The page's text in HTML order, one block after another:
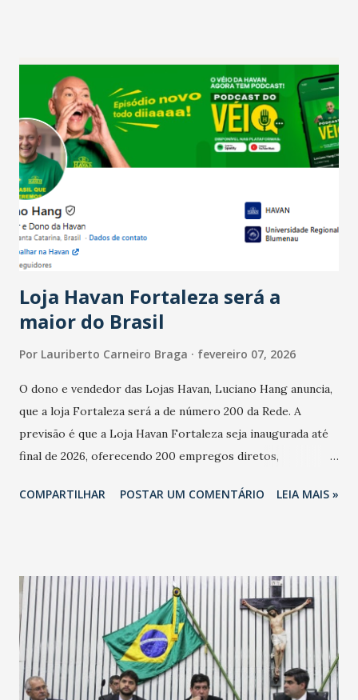
confraternizações de fim de ano e pelo pagamento do 13º
Salário para um número maior de trabalhadores, já que o
país tem a menor taxa de desemprego dos anos recentes.
Ainda segundo a Pesquisa, em novembro de 2025, 40% dos
bares e restaurantes operaram com lucro e outros 40%
registraram equilíbrio financeiro. Já o percentual de
estabelecimentos no prejuízo ficou em 19%, pouco abaixo
do observado no mês anterior. Outros 1% não existiam em
novembro. Em relação a outubro, o faturamento também
cresceu. De acordo com a pesquisa, 44% dos n...
Loja Havan Fortaleza será a
maior do Brasil
Por Lauriberto Carneiro Braga fevereiro 07, 2026
O dono e vendedor das Lojas Havan, Luciano Hang anuncia,
que a loja Fortaleza será a de número 200 da Rede. A
previsão é que a Loja Havan Fortaleza seja inaugurada até
final de 2026, oferecendo 200 empregos diretos,
Havan Fortaleza ainda não foi anunciada oficialmente, mas
COMPARTILHAR POSTAR UM COMENTÁRIO LEIA MAIS »